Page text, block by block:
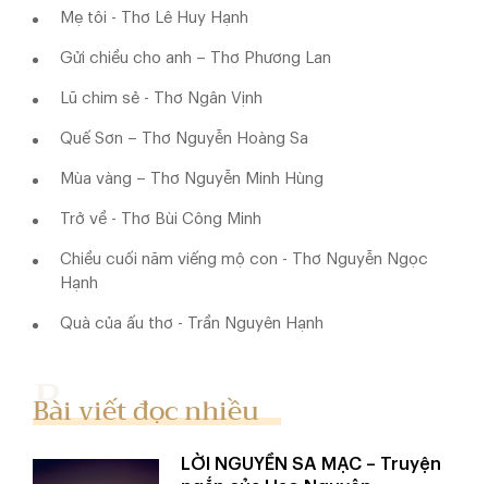
Mẹ tôi - Thơ Lê Huy Hạnh
Gửi chiều cho anh – Thơ Phương Lan
Lũ chim sẻ - Thơ Ngân Vịnh
Quế Sơn – Thơ Nguyễn Hoàng Sa
Mùa vàng – Thơ Nguyễn Minh Hùng
Trở về - Thơ Bùi Công Minh
Chiều cuối năm viếng mộ con - Thơ Nguyễn Ngọc
Hạnh
Quà của ấu thơ - Trần Nguyên Hạnh
Bài viết đọc nhiều
LỜI NGUYỀN SA MẠC – Truyện